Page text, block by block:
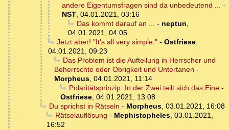
andere Eigentumsfragen sind da unbedeutend ... -
NST, 04.01.2021, 03:16
Das kommt darauf an ... - neptun,
04.01.2021, 04:05
Jetzt aber! "It's all very simple."- Ostfriese,
04.01.2021, 09:23
Das Problem ist die Aufteilung in Herrscher und
Beherrschte oder Obrigkeit und Untertanen -
Morpheus, 04.01.2021, 11:14
Polaritätsprinzip: In der Zwei teilt sich das Eine-
Ostfriese, 04.01.2021, 13:08
Du sprichst in Rätseln - Morpheus, 03.01.2021, 16:08
Rätselauflösung - Mephistopheles, 03.01.2021,
16:52